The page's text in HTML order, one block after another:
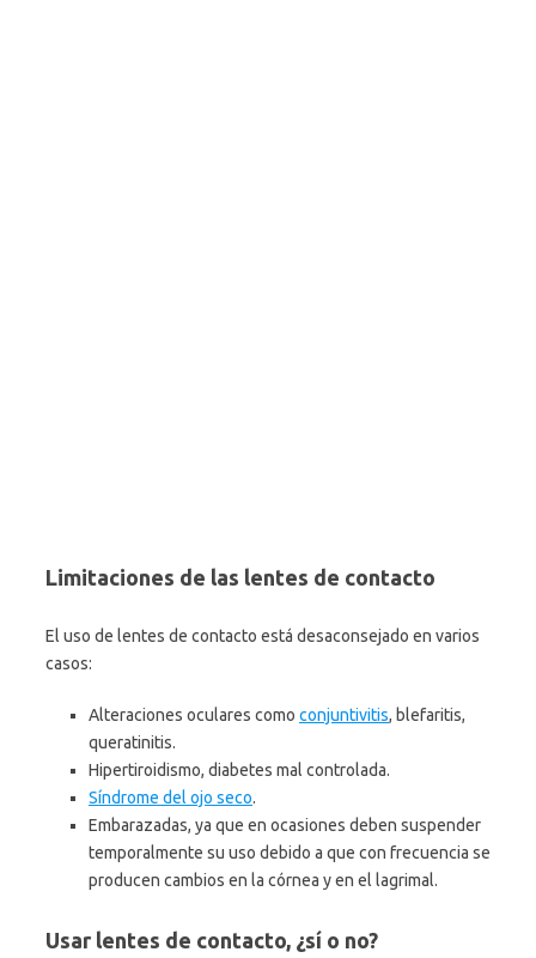
Limitaciones de las lentes de contacto
El uso de lentes de contacto está desaconsejado en varios
casos:
Alteraciones oculares como conjuntivitis, blefaritis,
queratinitis.
Hipertiroidismo, diabetes mal controlada.
Síndrome del ojo seco.
Embarazadas, ya que en ocasiones deben suspender
temporalmente su uso debido a que con frecuencia se
producen cambios en la córnea y en el lagrimal.
Usar lentes de contacto, ¿sí o no?